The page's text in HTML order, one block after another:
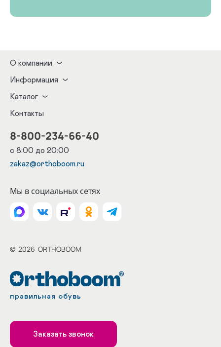
О компании
Информация
Каталог
Контакты
8-800-234-66-40
с 8:00 до 20:00
zakaz@orthoboom.ru
Мы в социальных сетях
© 2026 ORTHOBOOM
правильная обувь
Заказать звонок